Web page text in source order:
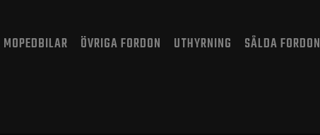
MOPEDBILAR ÖVRIGA FORDON UTHYRNING SÅLDA FORDON